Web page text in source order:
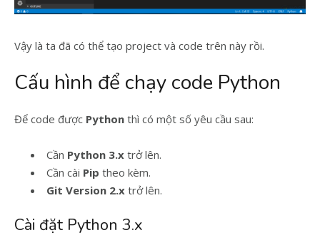
Vậy là ta đã có thể tạo project và code trên này rồi.
Cấu hình để chạy code Python
Để code được Python thì có một số yêu cầu sau:
Cần Python 3.x trở lên.
Cần cài Pip theo kèm.
Git Version 2.x trở lên.
Cài đặt Python 3.x